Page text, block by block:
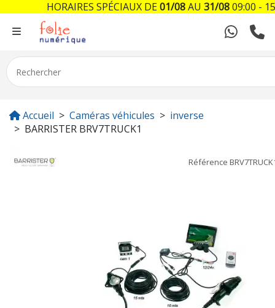
Accueil Caméras véhicules
inverse
BARRISTER BRV7TRUCK1
Référence
HORAIRES SPÉCIAUX DE01/08AU 31/0809:00 -